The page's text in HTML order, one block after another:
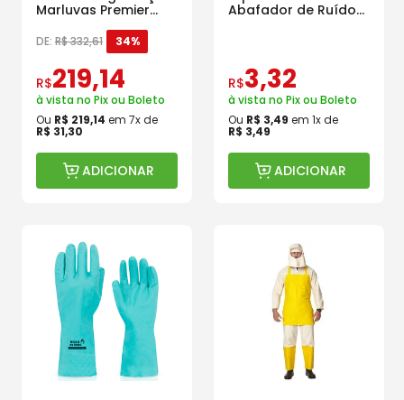
Marluvas Premier
DE: R$332,61 34%
R$219,14
à vista no Pix ou Boleto
Ou R$ 219,14 em 7x de
R$ 31,30
ADICIONAR
Abafador de Ruídos
R$3,32
à vista no Pix ou Boleto
Ou R$ 3,49 em 1x de
R$ 3,49
ADICIONAR